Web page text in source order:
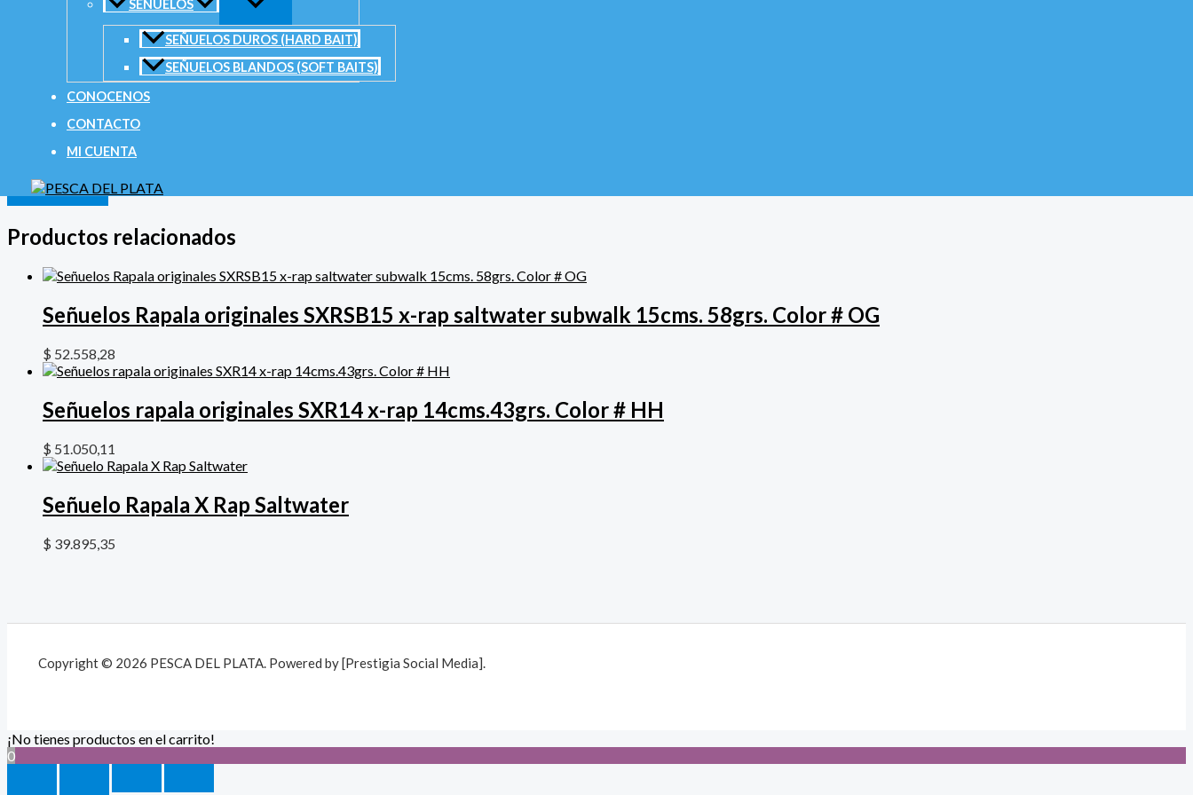
SEÑUELOS
SEÑUELOS DUROS (HARD BAIT)
SEÑUELOS BLANDOS (SOFT BAITS)
CONOCENOS
CONTACTO
MI CUENTA
Nombre
*
Productos relacionados
Señuelos Rapala originales SXRSB15 x-rap saltwater subwalk 15cms. 58grs. Color # OG
$ 52.558,28
Señuelos rapala originales SXR14 x-rap 14cms.43grs. Color # HH
$ 51.050,11
Señuelo Rapala X Rap Saltwater
$ 39.895,35
Copyright © 2026 PESCA DEL PLATA. Powered by [Prestigia Social Media].
¡No tienes productos en el carrito!
0